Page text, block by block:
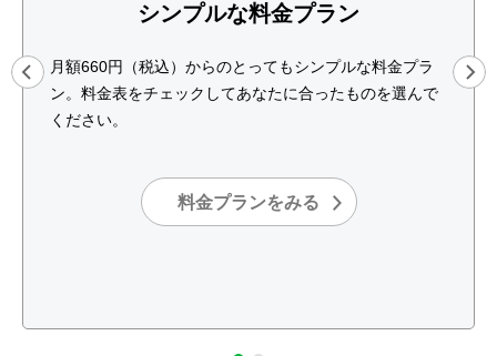
シンプルな料金プラン
月額660円（税込）からのとってもシンプルな料金プラ
ン。料金表をチェックしてあなたに合ったものを選んで
ください。
料金プランをみる